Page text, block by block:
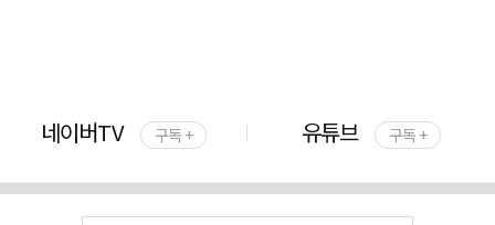
네이버TV 구독 + 유튜브 구독 +